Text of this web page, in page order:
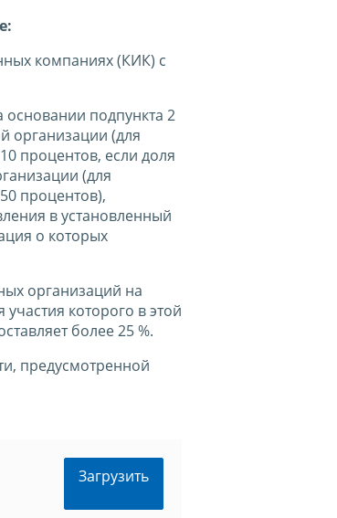
компаниях (КИК) с
подпункта 2
организации (для
процентов, если доля
(для
процентов),
в установленный
о которых
организаций на
которого в этой
более 25 %.
предусмотренной
Загрузить